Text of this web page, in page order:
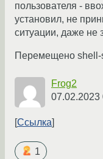
пользователя -
установил, не
ситуации, даже не
Перемещено shell-
Frog2
07.02.2023
Ссылка
1